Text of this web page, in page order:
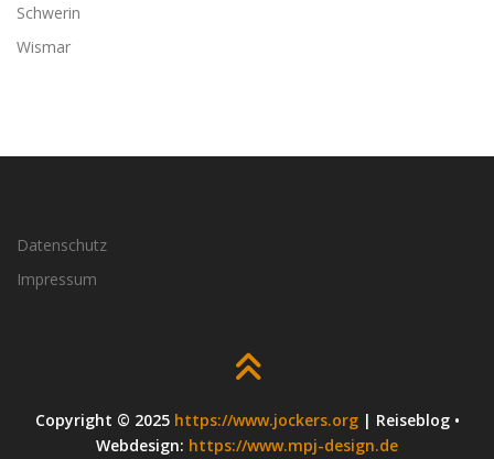
Schwerin
Wismar
Datenschutz
Impressum
Copyright © 2025 https://www.jockers.org| Reiseblog •
Webdesign: https://www.mpj-design.de